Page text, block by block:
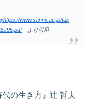
https://www.sanno.ac.jp/tuk
より引用
代の生き方』辻 哲夫